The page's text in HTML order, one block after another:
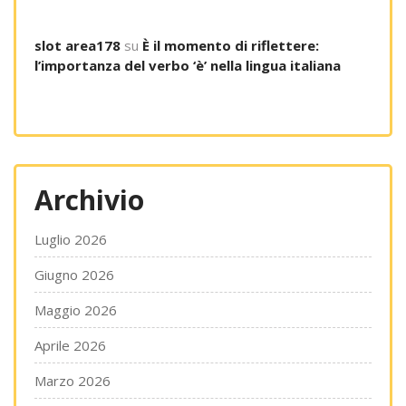
slot area178 su È il momento di riflettere:
l’importanza del verbo ‘è’ nella lingua italiana
Archivio
Luglio 2026
Giugno 2026
Maggio 2026
Aprile 2026
Marzo 2026